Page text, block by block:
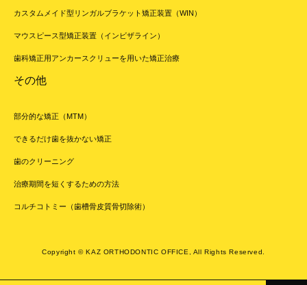
カスタムメイド型リンガルブラケット矯正装置（WIN）
マウスピース型矯正装置（インビザライン）
歯科矯正用アンカースクリューを用いた矯正治療
その他
部分的な矯正（MTM）
できるだけ歯を抜かない矯正
歯のクリーニング
治療期間を短くするための方法
コルチコトミー（歯槽骨皮質骨切除術）
Copyright © KAZ ORTHODONTIC OFFICE, All Rights Reserved.